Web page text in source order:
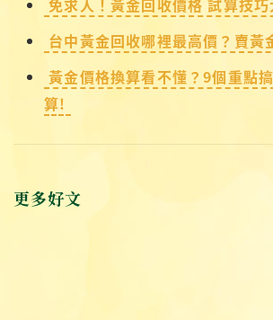
免求人！黃金回收價格 試算技巧
台中黃金回收哪裡最高價？賣黃
黃金價格換算看不懂？9個重點
算!
更多好文